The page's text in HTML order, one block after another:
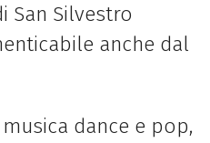
San Silvestro
anche dal
dance e pop,